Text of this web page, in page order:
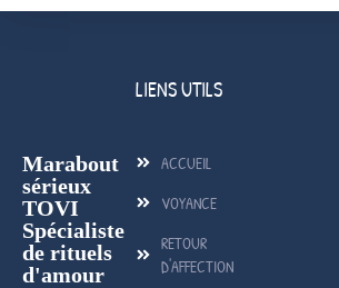
Marabout
sérieux
TOVI
Spécialiste
de rituels
d'amour
LIENS UTILS
ACCUEIL
VOYANCE
RETOUR
D'AFFECTION